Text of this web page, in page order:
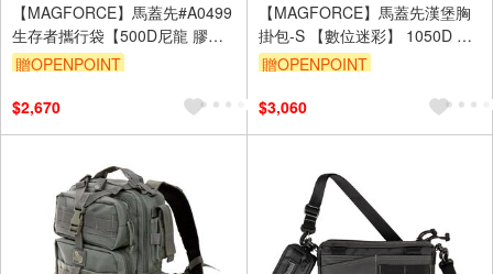
【MAGFORCE】馬蓋先#A0499
生存者攜行袋【500D尼龍 膠注
黑】 側背包 單肩包 軍用背包 登
贈OPENPOINT
$2,670
【MAGFORCE】馬蓋先漢堡胸
掛包-S 【數位迷彩】 1050D 迷
你包 單肩包 軍用背包 斜背包 台
贈OPENPOINT
$3,060